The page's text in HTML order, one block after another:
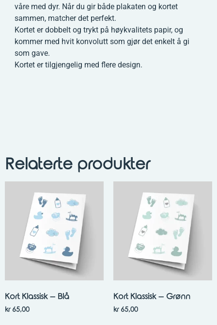
våre med dyr. Når du gir både plakaten og kortet
sammen, matcher det perfekt.
Kortet er dobbelt og trykt på høykvalitets papir, og
kommer med hvit konvolutt som gjør det enkelt å gi
som gave.
Kortet er tilgjengelig med flere design.
Relaterte produkter
Kort Klassisk – Blå
kr65,00
Kort Klassisk – Grønn
kr65,00